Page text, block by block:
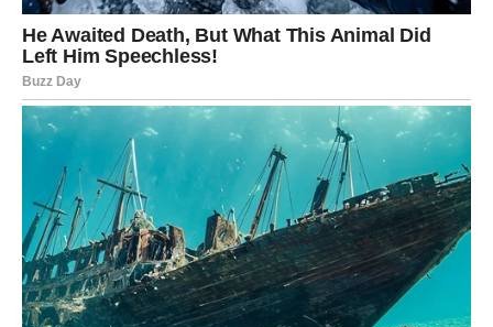
proslave ili uživanje u posebnom trenutku.